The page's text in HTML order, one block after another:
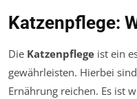
Katzenpflege:
Die Katzenpflege ist ein
gewährleisten. Hierbei
Ernährung reichen. Es ist